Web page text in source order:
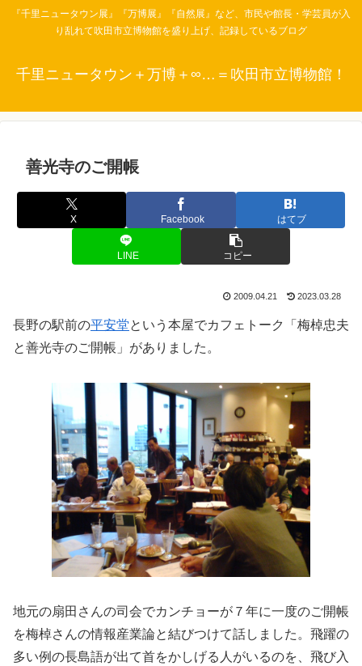
『千里ニュータウン展』『万博展』『自然展』など、市民や館長・学芸員が入
り乱れて吹田市立博物館を盛り上げ、記録しているブログ
千里ニュータウン＋万博＋∞…＝吹田市立博物館！
善光寺のご開帳
X Facebook はてブ
LINE コピー
2009.04.21 2023.03.28
長野の駅前の平安堂という本屋でカフェトーク「梅棹忠夫
と善光寺のご開帳」がありました。
地元の扇田さんの司会でカンチョーが７年に一度のご開帳
を梅棹さんの情報産業論と結びつけて話しました。飛躍の
多い例の長島語が出て首をかしげる人がいるのを、飛び入